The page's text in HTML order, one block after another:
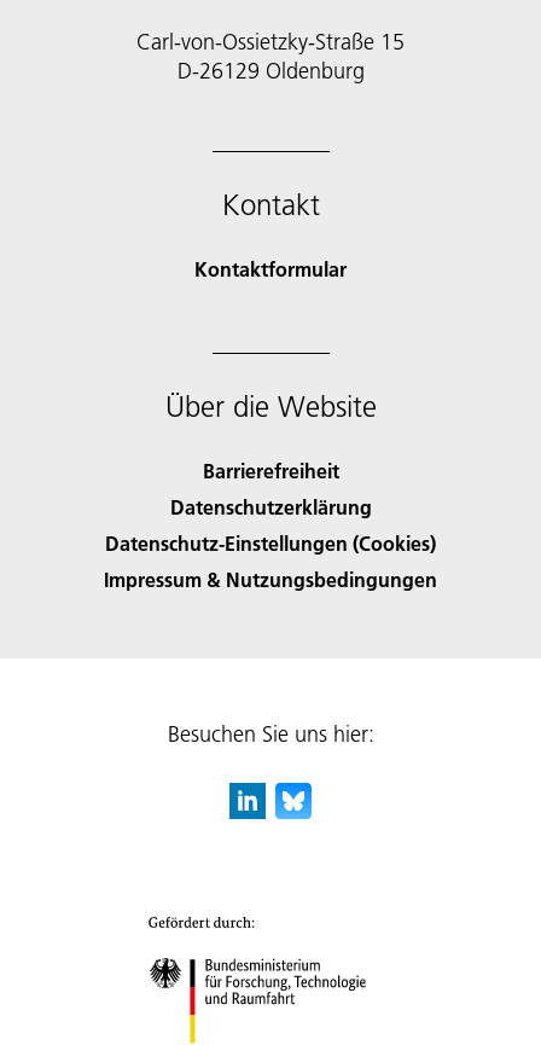
Carl-von-Ossietzky-Straße 15
D-26129 Oldenburg
Kontakt
Kontaktformular
Über die Website
Barrierefreiheit
Datenschutzerklärung
Datenschutz-Einstellungen (Cookies)
Impressum & Nutzungsbedingungen
Besuchen Sie uns hier: